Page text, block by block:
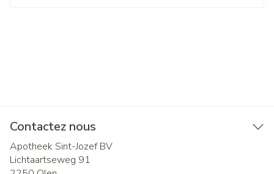
Contactez nous
Apotheek Sint-Jozef BV
Lichtaartseweg 91